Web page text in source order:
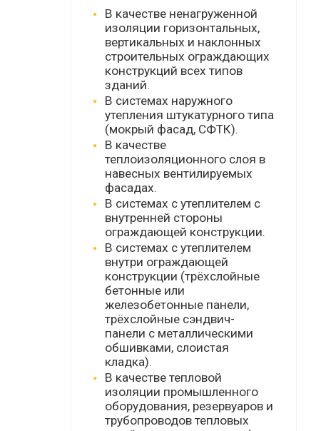
В качестве ненагруженной
изоляции горизонтальных,
вертикальных и наклонных
строительных ограждающих
конструкций всех типов
зданий.
В системах наружного
утепления штукатурного типа
(мокрый фасад, СФТК).
В качестве
теплоизоляционного слоя в
навесных вентилируемых
фасадах.
В системах с утеплителем с
внутренней стороны
ограждающей конструкции.
В системах с утеплителем
внутри ограждающей
конструкции (трёхслойные
бетонные или
железобетонные панели,
трёхслойные сэндвич-
панели с металлическими
обшивками, слоистая
кладка).
В качестве тепловой
изоляции промышленного
оборудования, резервуаров и
трубопроводов тепловых